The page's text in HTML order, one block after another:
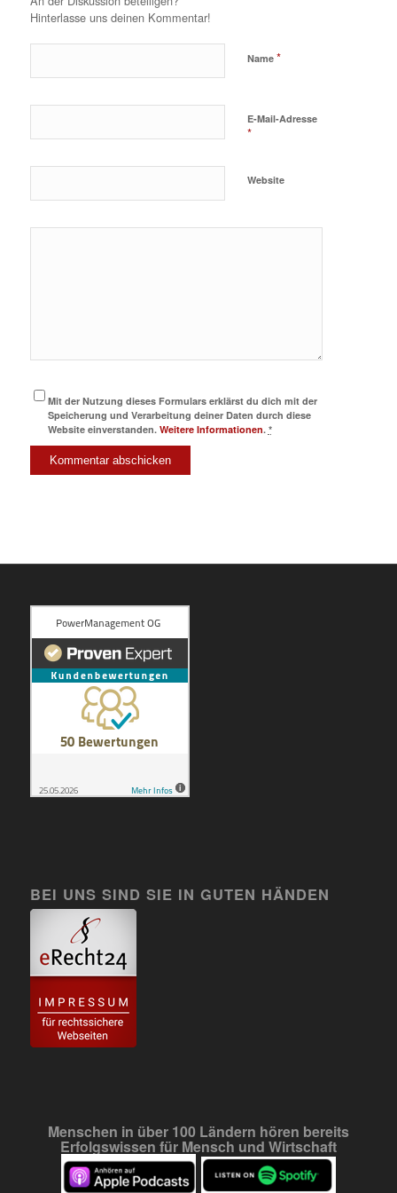
Hinterlasse uns deinen Kommentar!
Name *
E-Mail-Adresse
*
Website
Mit der Nutzung dieses Formulars erklärst du dich mit der
Speicherung und Verarbeitung deiner Daten durch diese
Website einverstanden. Weitere Informationen. *
BEI UNS SIND SIE IN GUTEN HÄNDEN
Menschen in über 100 Ländern hören bereits
Erfolgswissen für Mensch und Wirtschaft